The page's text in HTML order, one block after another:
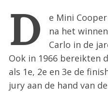
D
e Mini
na het
Carlo in de
Ook in 1966 bereikten
als 1e, 2e en 3e de
jury aan de hand van